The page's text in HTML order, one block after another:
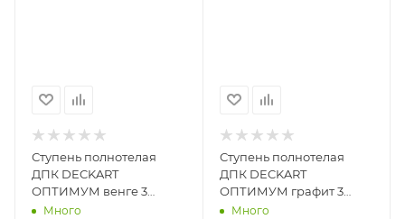
Ступень полнотелая
ДПК DECKART
ОПТИМУМ венге 3
метра
Много
Ступень полнотелая
ДПК DECKART
ОПТИМУМ графит 3
метра
Много